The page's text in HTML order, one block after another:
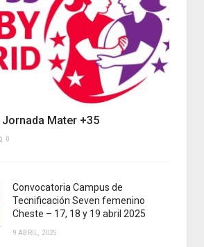
Jornada Mater +35
0
Convocatoria Campus de
Tecnificación Seven femenino
Cheste – 17, 18 y 19 abril 2025
9 ABRIL, 2025